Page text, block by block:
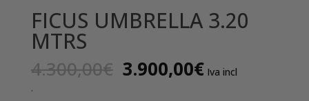
FICUS UMBRELLA 3.20
MTRS
4.300,00€ El
precio
3.900,00€El
precio
Iva incl
.